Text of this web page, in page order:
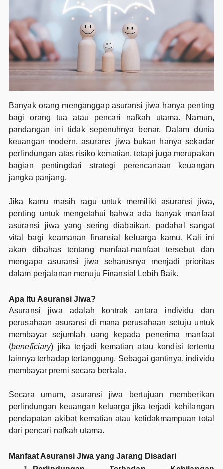
Banyak orang menganggap asuransi jiwa hanya penting
bagi orang tua atau pencari nafkah utama. Namun,
pandangan ini tidak sepenuhnya benar. Dalam dunia
keuangan modern, asuransi jiwa bukan hanya sekadar
perlindungan atas risiko kematian, tetapi juga merupakan
bagian pentingdari strategi perencanaan keuangan
jangka panjang.
Jika kamu masih ragu untuk memiliki asuransi jiwa,
penting untuk mengetahui bahwa ada banyak manfaat
asuransi jiwa yang sering diabaikan, padahal sangat
vital bagi keamanan finansial keluarga kamu. Kali ini
akan dibahas tentang manfaat-manfaat tersebut dan
mengapa asuransi jiwa seharusnya menjadi prioritas
dalam perjalanan menuju Finansial Lebih Baik.
Apa Itu Asuransi Jiwa?
Asuransi jiwa adalah kontrak antara individu dan
perusahaan asuransi di mana perusahaan setuju untuk
membayar sejumlah uang kepada penerima manfaat
(beneficiary) jika terjadi kematian atau kondisi tertentu
lainnya terhadap tertanggung. Sebagai gantinya, individu
membayar premi secara berkala.
Secara umum, asuransi jiwa bertujuan memberikan
perlindungan keuangan keluarga jika terjadi kehilangan
pendapatan akibat kematian atau ketidakmampuan total
dari pencari nafkah utama.
Manfaat Asuransi Jiwa yang Jarang Disadari